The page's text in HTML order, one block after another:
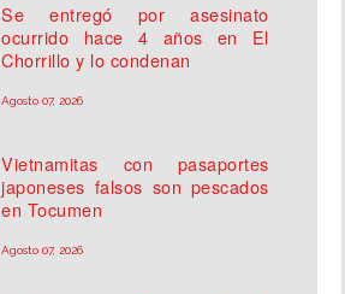
Se entregó por asesinato
ocurrido hace 4 años en El
Chorrillo y lo condenan
Agosto 07, 2026
Vietnamitas con pasaportes
japoneses falsos son pescados
en Tocumen
Agosto 07, 2026